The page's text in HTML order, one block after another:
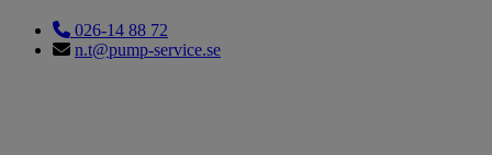
026-14 88 72
n.t@pump-service.se